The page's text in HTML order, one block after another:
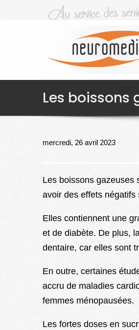
Les boissons
mercredi, 26 avril 2023
Les boissons gazeuses
avoir des effets négatifs
Elles contiennent une
et de diabète. De plus,
dentaire, car elles sont
En outre, certaines
accru de maladies
femmes ménopausées.
Les fortes doses en